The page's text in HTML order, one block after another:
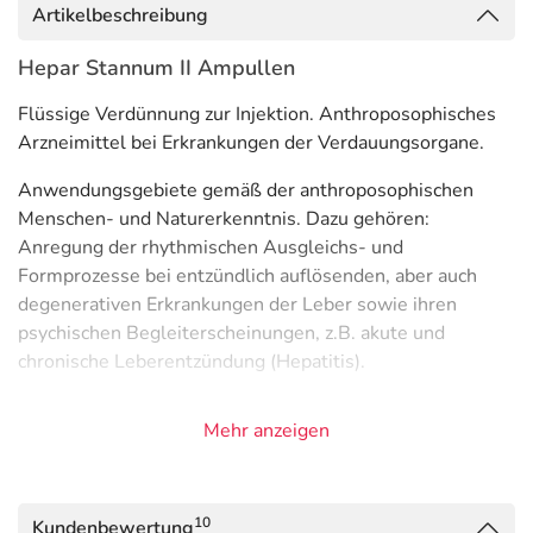
Artikelbeschreibung
Hepar Stannum II Ampullen
Flüssige Verdünnung zur Injektion. Anthroposophisches
Arzneimittel bei Erkrankungen der Verdauungsorgane.
Anwendungsgebiete gemäß der anthroposophischen
Menschen- und Naturerkenntnis. Dazu gehören:
Anregung der rhythmischen Ausgleichs- und
Formprozesse bei entzündlich auflösenden, aber auch
degenerativen Erkrankungen der Leber sowie ihren
psychischen Begleiterscheinungen, z.B. akute und
chronische Leberentzündung (Hepatitis).
unklaren Beschwerden muss ein Arzt/eine Ärztin
Anwendung
Mehr anzeigen
10